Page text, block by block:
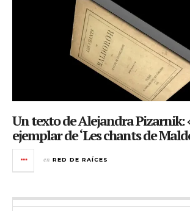
Un texto de Alejandra Pizarnik:
ejemplar de ‘Les chants de
en RED DE RAÍCES